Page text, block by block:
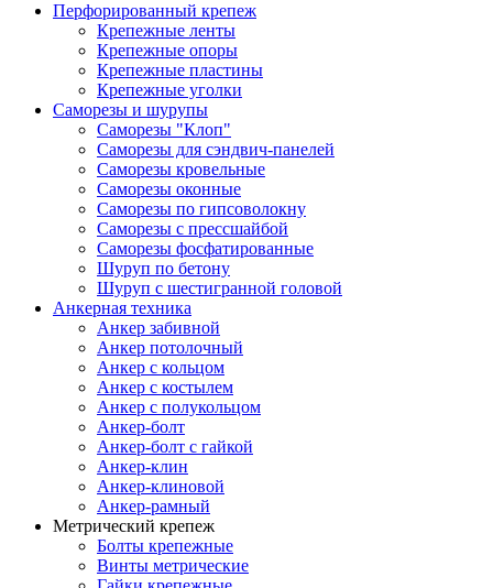
Перфорированный крепеж
Крепежные ленты
Крепежные опоры
Крепежные пластины
Крепежные уголки
Саморезы и шурупы
Саморезы "Клоп"
Саморезы для сэндвич-панелей
Саморезы кровельные
Саморезы оконные
Саморезы по гипсоволокну
Саморезы с прессшайбой
Саморезы фосфатированные
Шуруп по бетону
Шуруп с шестигранной головой
Анкерная техника
Анкер забивной
Анкер потолочный
Анкер с кольцом
Анкер с костылем
Анкер с полукольцом
Анкер-болт
Анкер-болт с гайкой
Анкер-клин
Анкер-клиновой
Анкер-рамный
Метрический крепеж
Болты крепежные
Винты метрические